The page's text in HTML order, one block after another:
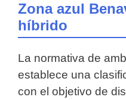
Zona azul
híbrido
La normativa de
establece una
con el objetivo de